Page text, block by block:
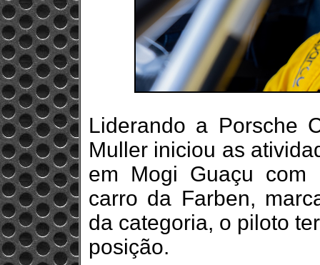
Liderando a Porsche
Muller iniciou as
em Mogi Guaçu com
carro da Farben,
da categoria, o piloto
posição.